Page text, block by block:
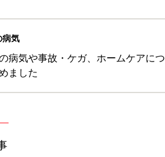
病気
病気や事故・ケガ、ホームケアにつ
ました